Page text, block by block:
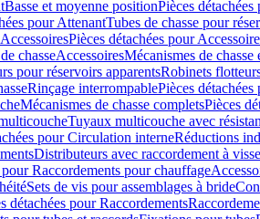
Basse et moyenne positionPièces
pour AttenantTubes de chasse pour
AccessoiresPièces détachées pour
chasseAccessoiresMécanismes de
pour réservoirs apparentsRobinets
Rinçage interrompablePièces
Mécanismes de chasse completsPièces
Tuyaux multicouche avec
pour Circulation interneRéductions
Distributeurs avec raccordement à
pour Raccordements pour chauffage
Sets de vis pour assemblages à bride
détachées pour Raccordements